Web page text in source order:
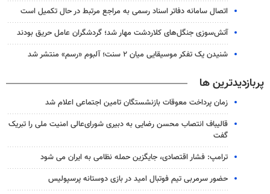
اتصال سامانه دفاتر اسناد رسمی به مراجع مرتبط در حال تکمیل است
آتش‌سوزی جنگل‌های کلاردشت مهار شد؛ گردشگران عامل حریق بودند
شنیدن یک تفکر موسیقایی میان ۲ سنت؛ آلبوم «رسم» منتشر شد
پربازدیدترین ها
زمان پرداخت معوقات بازنشستگان تامین اجتماعی اعلام شد
قالیباف انتصاب محسن رضایی به دبیری شورای‌عالی امنیت ملی را تبریک
گفت
ترامپ: فشار اقتصادی، جایگزین حمله نظامی به ایران می شود
حضور سرمربی تیم فوتبال امید در بازی دوستانه پرسپولیس